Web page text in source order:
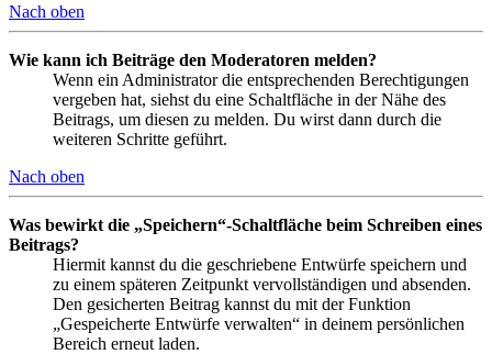
Nach oben
Wie kann ich Beiträge den Moderatoren melden?
Wenn ein Administrator die entsprechenden Berechtigungen
vergeben hat, siehst du eine Schaltfläche in der Nähe des
Beitrags, um diesen zu melden. Du wirst dann durch die
weiteren Schritte geführt.
Nach oben
Was bewirkt die „Speichern“-Schaltfläche beim Schreiben eines
Beitrags?
Hiermit kannst du die geschriebene Entwürfe speichern und
zu einem späteren Zeitpunkt vervollständigen und absenden.
Den gesicherten Beitrag kannst du mit der Funktion
„Gespeicherte Entwürfe verwalten“ in deinem persönlichen
Bereich erneut laden.